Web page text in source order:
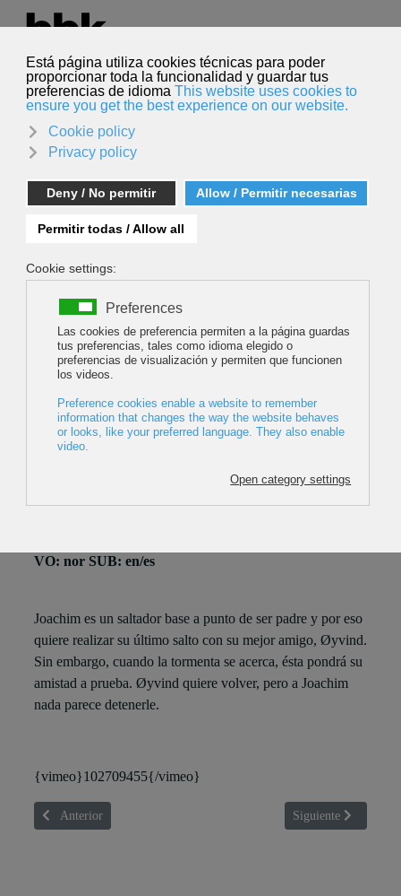
Seleccione su idioma
Español
Buscar
LAST BASE
2014, Noruega, 15 min
Producción: Promofest
VO: nor SUB: en/es
Joachim es un saltador base a punto de ser padre y por eso
quiere realizar su último salto con su mejor amigo, Øyvind.
Sin embargo, cuando la tormenta se acerca, ésta pondrá su
amistad a prueba. Øyvind quiere volver, pero a Joachim
nada parece detenerle.
{vimeo}102709455{/vimeo}
Artículo anterior: LANGTANG
Anterior Artículo siguiente:
Siguiente